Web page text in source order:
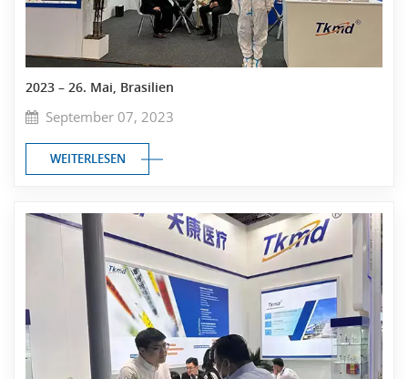
2023 – 26. Mai, Brasilien
September 07, 2023
WEITERLESEN